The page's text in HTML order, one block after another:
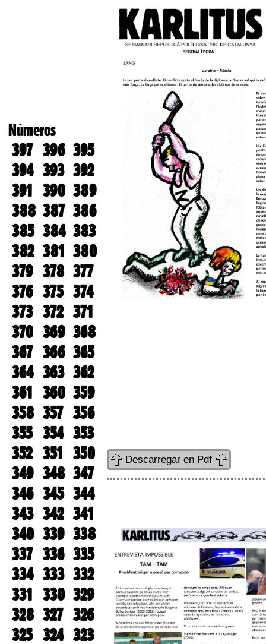
Números
397 396 395
394 393 392
391 390 389
388 387 386
385 384 383
382 381 380
379 378 377
376 375 374
373 372 371
370 369 368
367 366 365
364 363 362
361 360 359
358 357 356
355 354 353
352 351 350
349 348 347
346 345 344
343 342 341
340 339 338
337 336 335
334 333 332
331 330 329
328 327 326
325 324 323
Descarregar en Pdf